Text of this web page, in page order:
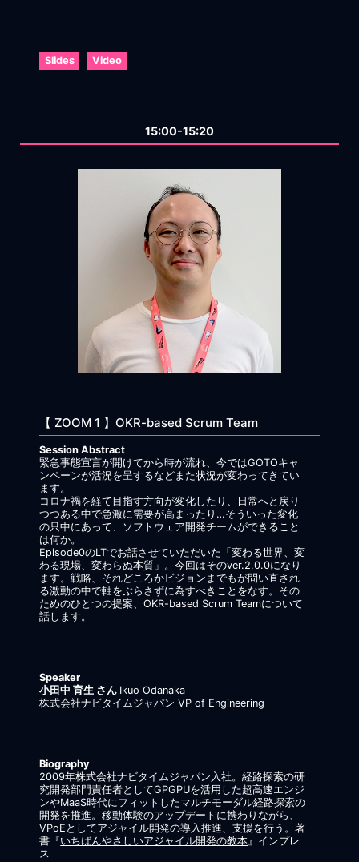
Slides Video
15:00-15:20
【 ZOOM 1 】OKR-based Scrum Team
Session Abstract
緊急事態宣言が開けてから時が流れ、今ではGOTOキャ
ンペーンが活況を呈するなどまた状況が変わってきてい
ます。
コロナ禍を経て目指す方向が変化したり、日常へと戻り
つつある中で急激に需要が高まったり…そういった変化
の只中にあって、ソフトウェア開発チームができること
は何か。
Episode0のLTでお話させていただいた「変わる世界、変
わる現場、変わらぬ本質」。今回はそのver.2.0.0になり
ます。戦略、それどころかビジョンまでもが問い直され
る激動の中で軸をぶらさずに為すべきことをなす。その
ためのひとつの提案、OKR-based Scrum Teamについて
話します。
Speaker
小田中 育生 さん Ikuo Odanaka
株式会社ナビタイムジャパン VP of Engineering
Biography
2009年株式会社ナビタイムジャパン入社。経路探索の研
究開発部門責任者としてGPGPUを活用した超高速エンジ
ンやMaaS時代にフィットしたマルチモーダル経路探索の
開発を推進。移動体験のアップデートに携わりながら、
VPoEとしてアジャイル開発の導入推進、支援を行う。著
書『いちばんやさしいアジャイル開発の教本』インプレ
ス